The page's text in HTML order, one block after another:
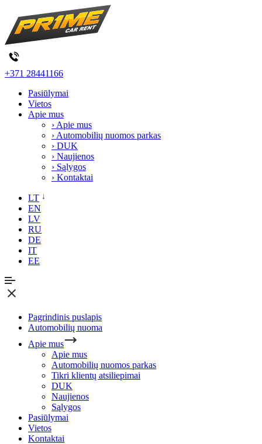
+371 28441166
Pasiūlymai
Vietos
Apie mus
› Apie mus
› Automobilių nuomos parkas
› DUK
› Naujienos
› Sąlygos
› Kontaktai
LT
EN
LV
RU
DE
IT
EE
Pagrindinis puslapis
Automobilių nuoma
Apie mus
Apie mus
Automobilių nuomos parkas
Tikri klientų atsiliepimai
DUK
Naujienos
Sąlygos
Pasiūlymai
Vietos
Kontaktai